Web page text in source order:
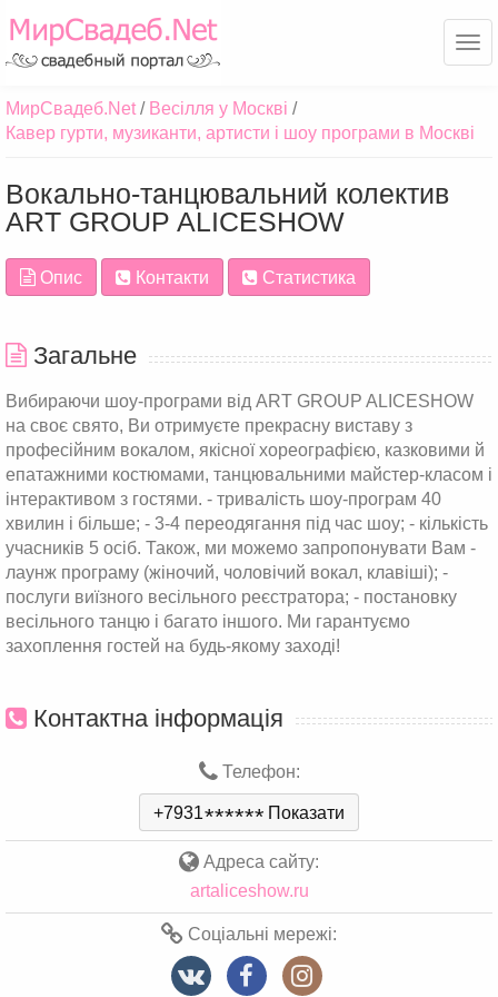
МирСвадеб.Net
Весілля у Москві
Кавер гурти, музиканти, артисти і шоу програми в Москві
Вокально-танцювальний колектив
ART GROUP ALICESHOW
Опис Контакти Статистика
Загальне
Вибираючи шоу-програми від ART GROUP ALICESHOW
на своє свято, Ви отримуєте прекрасну виставу з
професійним вокалом, якісної хореографією, казковими й
епатажними костюмами, танцювальними майстер-класом і
інтерактивом з гостями. - тривалість шоу-програм 40
хвилин і більше; - 3-4 переодягання під час шоу; - кількість
учасників 5 осіб. Також, ми можемо запропонувати Вам -
лаунж програму (жіночий, чоловічий вокал, клавіші); -
послуги виїзного весільного реєстратора; - постановку
весільного танцю і багато іншого. Ми гарантуємо
захоплення гостей на будь-якому заході!
Контактна інформація
Телефон:
+7931****** Показати
Адреса сайту:
artaliceshow.ru
Соціальні мережі: